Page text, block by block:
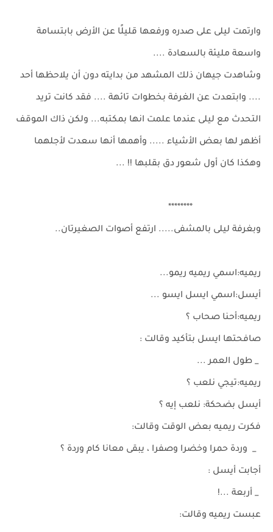
وارتمت ليلى على صدره ورفعها قليلًا عن الأرض بابتسامة
واسعة مليئة بالسعادة ....
وشاهدت جيهان ذلك المشهد من بدايته دون أن يلاحظها أحد
.... وابتعدت عن الغرفة بخطوات تائهة .... فقد كانت تريد
التحدث مع ليلى عندما علمت انها بمكتبه... ولكن ذاك الموقف
أظهر لها بعض الأشياء ..... وأهمها أنها سعدت لأجلهما
وهكذا كان أول شعور دق بقلبها !! ...
********
وبغرفة ليلى بالمشفى..... ارتفع أصوات الصغيرتان..
ريميه:اسمي ريميه ريمو...
أيسل:اسمي ايسل ايسو ...
ريميه:أحنا صحاب ؟
صافحتها ايسل بتأكيد وقالت :
_ طول العمر ...
ريميه:تيجي نلعب ؟
أيسل بضحكة: نلعب إيه ؟
فكرت ريميه بعض الوقت وقالت:
_ وردة حمرا وخضرا وصفرا ، يبقى معانا كام وردة ؟
أجابت أيسل :
_ أربعة ...!
عبست ريميه وقالت: